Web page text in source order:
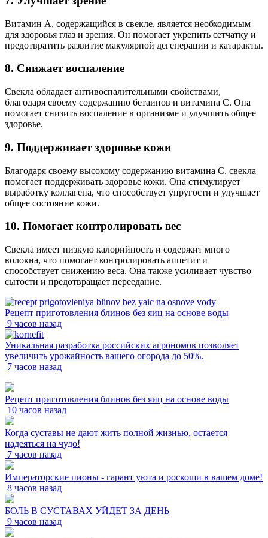
Витамин А, содержащийся в свекле, является необходимым
для здоровья глаз и зрения. Он помогает укрепить сетчатку и
предотвратить развитие макулярной дегенерации и катаракты.
8. Снижает воспаление
Свекла обладает антивоспалительными свойствами,
благодаря своему содержанию бетаинов и витамина С. Она
помогает снизить воспаление в организме и улучшить общее
здоровье.
9. Поддерживает здоровье кожи
Благодаря своему высокому содержанию витамина С, свекла
помогает поддерживать здоровье кожи. Она стимулирует
выработку коллагена, что способствует упругости и улучшает
общее состояние кожи.
10. Помогает контролировать вес
Свекла имеет низкую калорийность и содержит много
волокна, что помогает контролировать аппетит и
способствует снижению веса. Она также усиливает чувство
сытости и предотвращает переедание.
Рецепт приготовления блинов без яиц на основе воды
9 часов назад
Уникальная разработка российских агрономов позволяет
увеличить урожайность вашего огорода до 50%.
7 часов назад
Рецепт приготовления блинов без яиц на основе воды
10 часов назад
Когда суставы не дают жить полной жизнью, остается
надеяться на чудо!
7 часов назад
Императорские пионы - гарант уюта и роскоши в вашем доме!
8 часов назад
БОЛЬ В СУСТАВАХ УЙДЕТ ЗА ДЕНЬ
9 часов назад